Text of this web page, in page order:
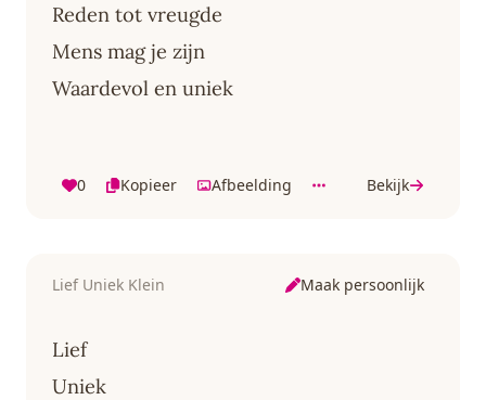
Reden tot vreugde
Mens mag je zijn
Waardevol en uniek
0 Kopieer Afbeelding Bekijk
Lief Uniek Klein Maak persoonlijk
Lief
Uniek